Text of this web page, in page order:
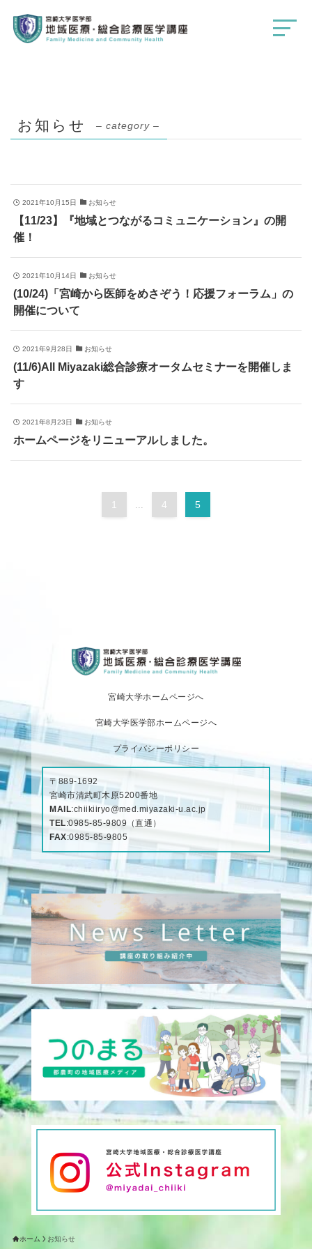
お知らせ – category –
2021年10月15日 お知らせ
【11/23】『地域とつながるコミュニケーション』の開
催！
2021年10月14日 お知らせ
(10/24)「宮崎から医師をめさぞう！応援フォーラム」の
開催について
2021年9月28日 お知らせ
(11/6)All Miyazaki総合診療オータムセミナーを開催しま
す
2021年8月23日 お知らせ
ホームページをリニューアルしました。
1 4 5
宮崎大学ホームページへ
宮崎大学医学部ホームページへ
プライバシーポリシー
〒889-1692
宮崎市清武町木原5200番地
MAIL:chiikiiryo@med.miyazaki-u.ac.jp
TEL:0985-85-9809 （直通）
FAX:0985-85-9805
ホーム お知らせ